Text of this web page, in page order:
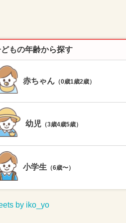
もの年齢から探す
赤ちゃん （0歳1歳2歳）
幼児 （3歳4歳5歳）
小学生 （6歳〜）
by iko_yo